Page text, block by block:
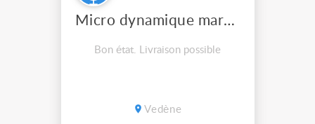
Micro dynamique marque inconnue
Bon état. Livraison possible
Vedène